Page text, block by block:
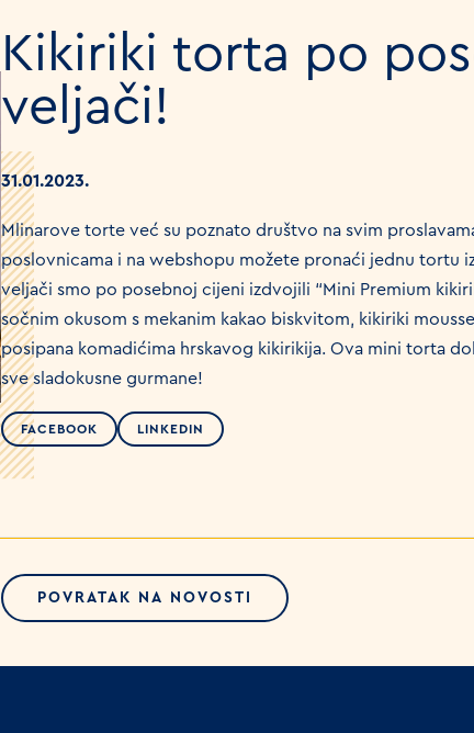
Kikiriki torta po
veljači!
31.01.2023.
Mlinarove torte već su poznato društvo na svim
poslovnicama i na webshopu možete pronaći jednu tortu
veljači smo po posebnoj cijeni izdvojili “Mini Premium
sočnim okusom s mekanim kakao biskvitom, kikiriki
posipana komadićima hrskavog kikirikija. Ova mini torta
sve sladokusne gurmane!
FACEBOOK LINKEDIN
POVRATAK NA NOVOSTI